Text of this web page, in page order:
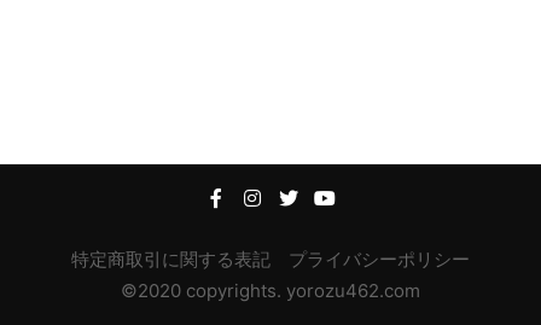
特定商取引に関する表記
プライバシーポリシー
©2020 copyrights. yorozu462.com